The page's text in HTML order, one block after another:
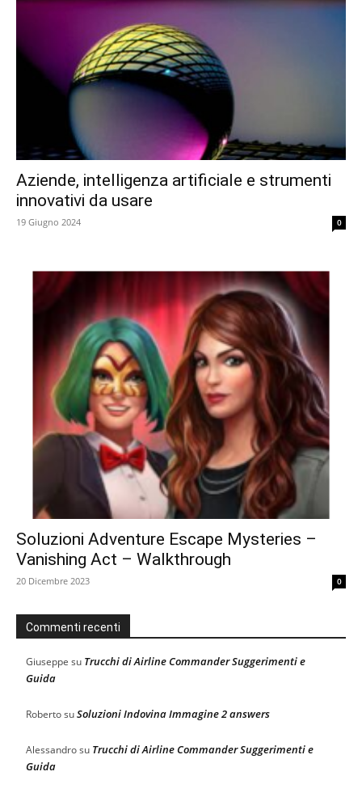
Aziende, intelligenza artificiale e strumenti
innovativi da usare
19 Giugno 2024 0
Soluzioni Adventure Escape Mysteries –
Vanishing Act – Walkthrough
20 Dicembre 2023 0
Commenti recenti
Giuseppe su Trucchi di Airline Commander Suggerimenti e
Guida
RobertosuSoluzioni Indovina Immagine 2 answers
Alessandrosu Trucchi di Airline Commander Suggerimenti e
Guida